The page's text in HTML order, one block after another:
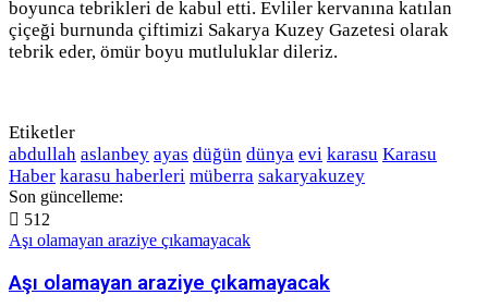
boyunca tebrikleri de kabul etti. Evliler kervanına katılan
çiçeği burnunda çiftimizi Sakarya Kuzey Gazetesi olarak
tebrik eder, ömür boyu mutluluklar dileriz.
Etiketler
abdullah aslanbey ayas düğün dünya evi karasu Karasu
Haber karasu haberleri müberra sakaryakuzey
Son güncelleme:
512
Aşı olamayan araziye çıkamayacak
Aşı olamayan araziye çıkamayacak